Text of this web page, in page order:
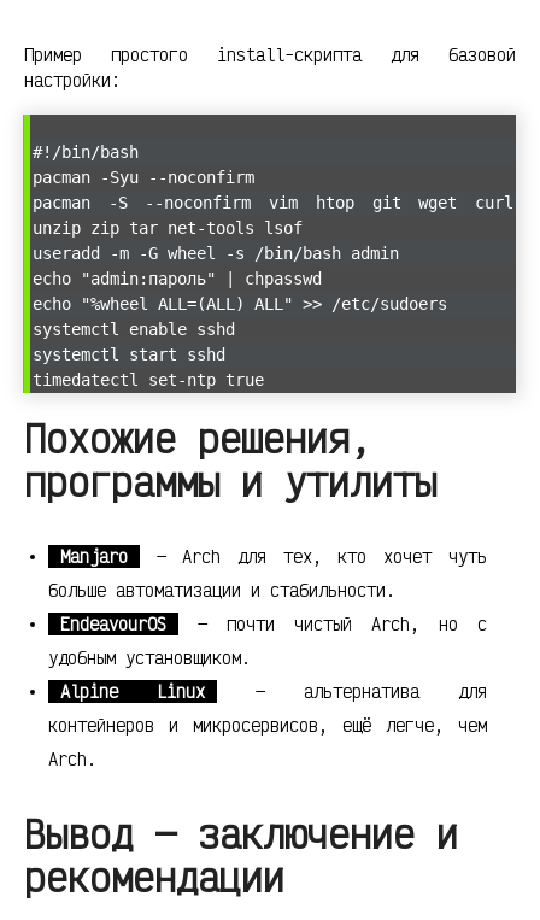
Пример простого install-скрипта для базовой
настройки:
#!/bin/bash
pacman -Syu --noconfirm
pacman -S --noconfirm vim htop git wget curl
unzip zip tar net-tools lsof
useradd -m -G wheel -s /bin/bash admin
echo "admin:пароль" | chpasswd
echo "%wheel ALL=(ALL) ALL" >> /etc/sudoers
systemctl enable sshd
systemctl start sshd
timedatectl set-ntp true
Похожие решения,
программы и утилиты
Manjaro
— Arch для тех, кто хочет чуть
больше автоматизации и стабильности.
EndeavourOS
— почти чистый Arch, но с
удобным установщиком.
Alpine Linux
— альтернатива для
контейнеров и микросервисов, ещё легче, чем
Arch.
Вывод — заключение и
рекомендации